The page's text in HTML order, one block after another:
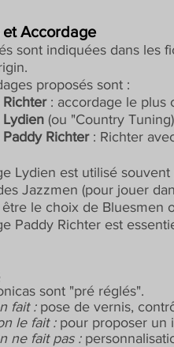
Accordage
sont indiquées dans les
proposés sont :
Richter : accordage le plus
Lydien (ou "Country
Paddy Richter: Richter
Lydien est utilisé
Jazzmen (pour jouer
être le choix de Bluesmen
Paddy Richter est
sont "pré réglés".
fait :pose de vernis,
le fait : pour proposer un
ne fait pas :